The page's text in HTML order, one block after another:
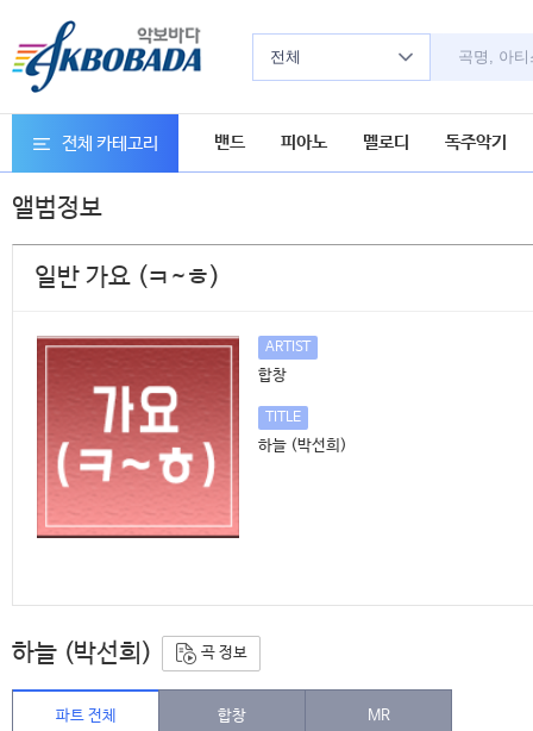
전체
전체 카테고리 밴드 피아노 멜로디 독주악기
앨범정보
일반 가요 (ㅋ~ㅎ)
ARTIST
합창
TITLE
하늘 (박선희)
하늘 (박선희) 곡 정보
파트 전체 합창 MR